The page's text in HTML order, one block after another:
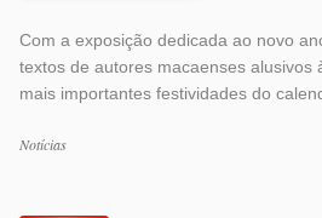
Com a exposição dedicada ao novo
textos de autores macaenses alusivos
mais importantes festividades do
Categorias
Notícias